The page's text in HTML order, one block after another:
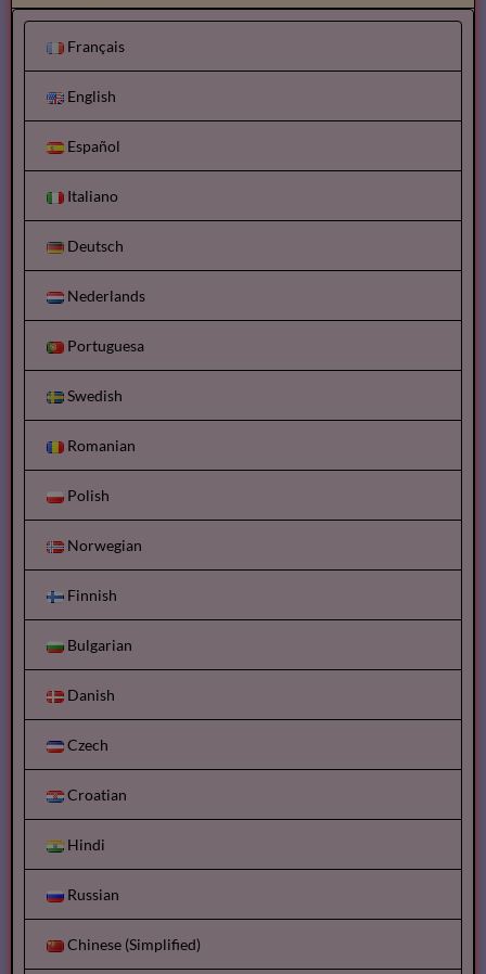
Français
English
Español
Italiano
Deutsch
Nederlands
Portuguesa
Swedish
Romanian
Polish
Norwegian
Finnish
Bulgarian
Danish
Czech
Croatian
Hindi
Russian
Chinese (Simplified)